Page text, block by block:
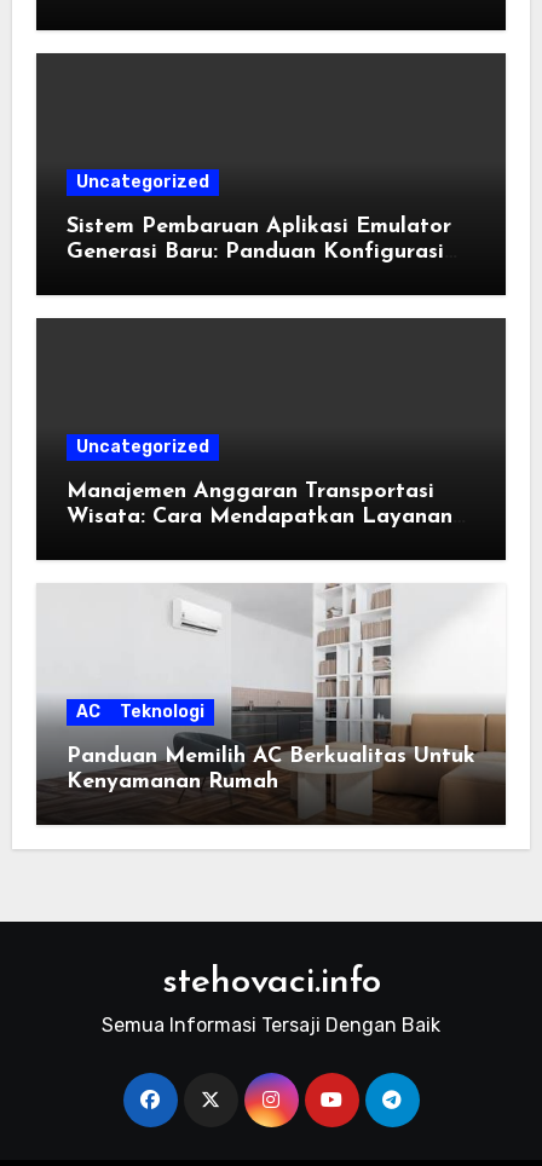
Uncategorized
Sistem Pembaruan Aplikasi Emulator
Generasi Baru: Panduan Konfigurasi
Uncategorized
Manajemen Anggaran Transportasi
Wisata: Cara Mendapatkan Layanan
Membengkakkan Biaya
AC Teknologi
Panduan Memilih AC Berkualitas Untuk
Kenyamanan Rumah
stehovaci.info
Semua Informasi Tersaji Dengan Baik